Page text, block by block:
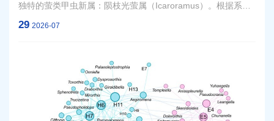
独特的萤类甲虫新属：陨枝光萤属（Icaroramus）。根据系统
发育分析，该属可能属于已经灭绝的白垩光萤科
于同一化石个体，为探索萤火虫及其近缘类群感觉和信号系统
的早期演化提供了重要证据。该项研究成果已于近日在线发表
于英国《皇家学会会刊B辑》（Proceedings of the Royal
Society B）上。
29 2026-07